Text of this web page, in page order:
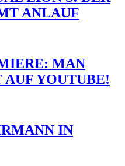
ANLAUF
MAN
YOUTUBE!
IN